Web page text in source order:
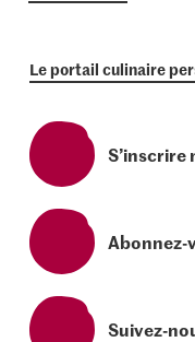
Le portail culinaire
Abonnez-
Suivez-